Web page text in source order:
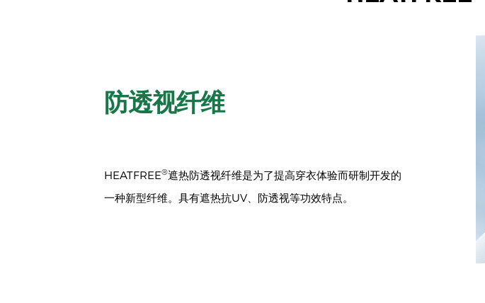
防透视纤维
HEATFREE®遮热防透视纤维是为了提高穿衣体验而研制开发的
一种新型纤维。具有遮热抗UV、防透视等功效特点。